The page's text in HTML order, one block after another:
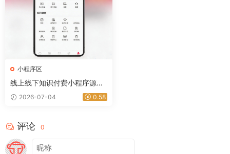
小程序区
线上线下知识付费小程序源码
全开源
2026-07-04 0.58
评论 0